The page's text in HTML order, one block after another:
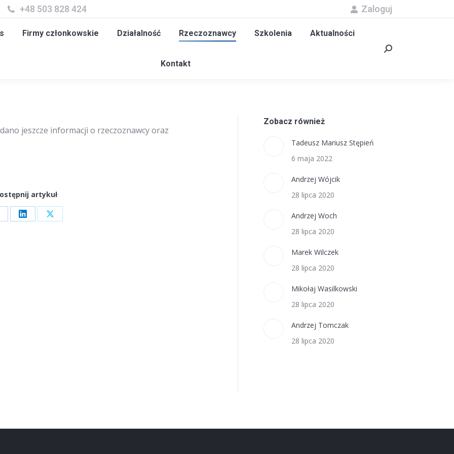
+48 503 828 424 Zaloguj
Firmy członkowskie Działalność Rzeczoznawcy Szkolenia Aktualności
Kontakt
Szukaj:
jeszcze informacji o rzeczoznawcy oraz
artykuł
Share Share
Zobacz również
Tadeusz Mariusz Stępień
6 maja 2022
Andrzej Wójcik
28 lipca 2020
Andrzej Woch
28 lipca 2020
Marek Wilczek
28 lipca 2020
Mikołaj Wasilkowski
28 lipca 2020
Andrzej Tomczak
28 lipca 2020
członkowskie Działalność Kontakt Szukaj: